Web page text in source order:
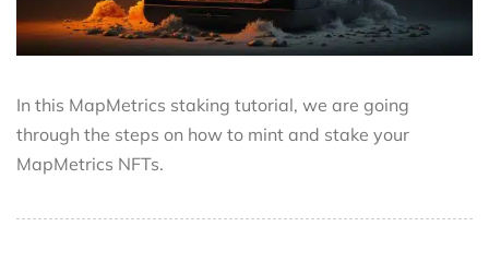
In this MapMetrics staking tutorial, we are going
through the steps on how to mint and stake your
MapMetrics NFTs.